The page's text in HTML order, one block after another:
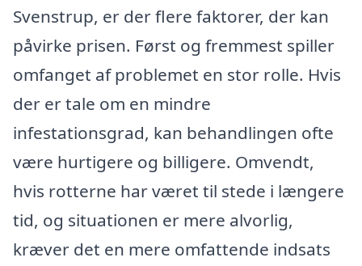
Svenstrup, er der flere faktorer, der kan
påvirke prisen. Først og fremmest spiller
omfanget af problemet en stor rolle. Hvis
der er tale om en mindre
infestationsgrad, kan behandlingen ofte
være hurtigere og billigere. Omvendt,
hvis rotterne har været til stede i længere
tid, og situationen er mere alvorlig,
kræver det en mere omfattende indsats